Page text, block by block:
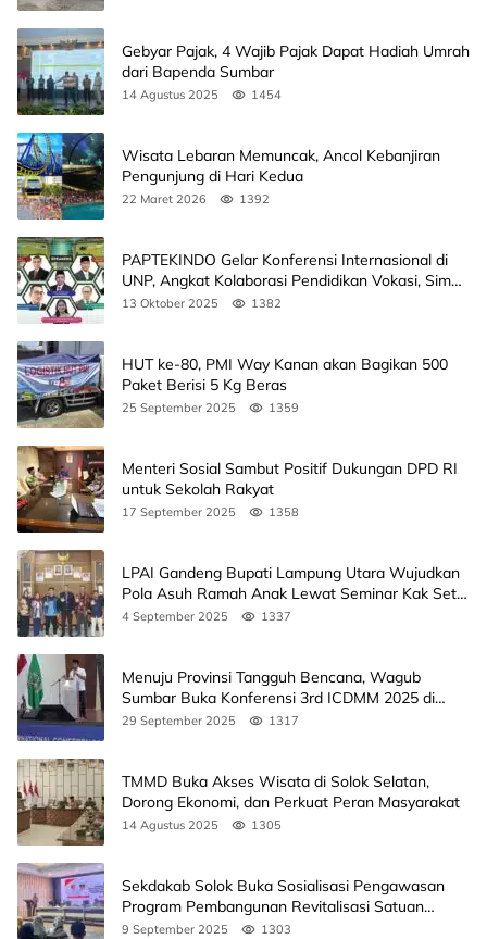
Gebyar Pajak, 4 Wajib Pajak Dapat Hadiah Umrah
dari Bapenda Sumbar
14 Agustus 2025 1454
Wisata Lebaran Memuncak, Ancol Kebanjiran
Pengunjung di Hari Kedua
22 Maret 2026 1392
PAPTEKINDO Gelar Konferensi Internasional di
UNP, Angkat Kolaborasi Pendidikan Vokasi, Simak
Agendanya
13 Oktober 2025 1382
HUT ke-80, PMI Way Kanan akan Bagikan 500
Paket Berisi 5 Kg Beras
25 September 2025 1359
Menteri Sosial Sambut Positif Dukungan DPD RI
untuk Sekolah Rakyat
17 September 2025 1358
LPAI Gandeng Bupati Lampung Utara Wujudkan
Pola Asuh Ramah Anak Lewat Seminar Kak Seto,
Ini Jadwalnya
4 September 2025 1337
Menuju Provinsi Tangguh Bencana, Wagub
Sumbar Buka Konferensi 3rd ICDMM 2025 di
Unand
29 September 2025 1317
TMMD Buka Akses Wisata di Solok Selatan,
Dorong Ekonomi, dan Perkuat Peran Masyarakat
14 Agustus 2025 1305
Sekdakab Solok Buka Sosialisasi Pengawasan
Program Pembangunan Revitalisasi Satuan
Pendidikan
9 September 2025 1303